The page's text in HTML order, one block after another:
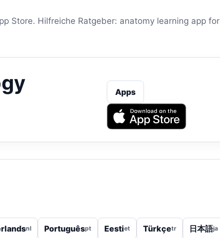
Store. Hilfreiche Ratgeber: anatomy learning app for
Apps
nl Portuguêspt Eestiet Türkçetr 日本語ja